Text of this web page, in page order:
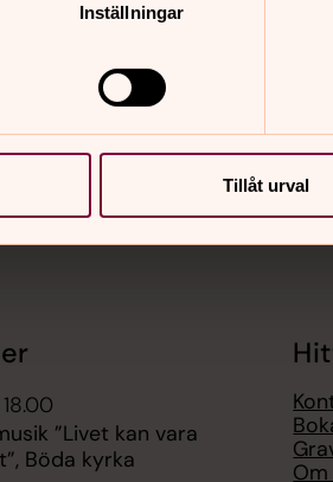
Inställningar
Tillåt urval
”Livet kan vara
Böda kyrka